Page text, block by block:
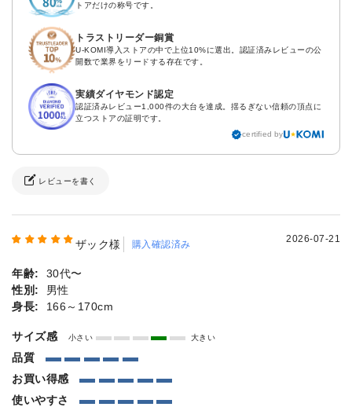
トアだけの称号です。
トラストリーダー銅賞
U-KOMI導入ストアの中で上位10%に選出。認証済みレビューの公
開数で業界をリードする存在です。
実績ダイヤモンド認定
認証済みレビュー1,000件の大台を達成。揺るぎない信頼の頂点に
立つストアの証明です。
certified by
レビューを書く
ザック様 購入確認済み 2026-07-21
年齢:
30代〜
性別:
男性
身長:
166～170cm
サイズ感 小さい 大きい
品質
お買い得感
使いやすさ